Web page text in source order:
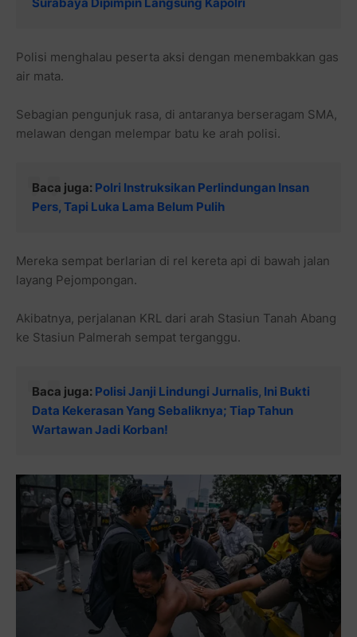
Polisi menghalau peserta aksi dengan menembakkan gas
air mata.
Sebagian pengunjuk rasa, di antaranya berseragam SMA,
melawan dengan melempar batu ke arah polisi.
Baca juga: Polri Instruksikan Perlindungan Insan
Pers, Tapi Luka Lama Belum Pulih
Mereka sempat berlarian di rel kereta api di bawah jalan
layang Pejompongan.
Akibatnya, perjalanan KRL dari arah Stasiun Tanah Abang
ke Stasiun Palmerah sempat terganggu.
Baca juga: Polisi Janji Lindungi Jurnalis, Ini Bukti
Data Kekerasan Yang Sebaliknya; Tiap Tahun
Wartawan Jadi Korban!